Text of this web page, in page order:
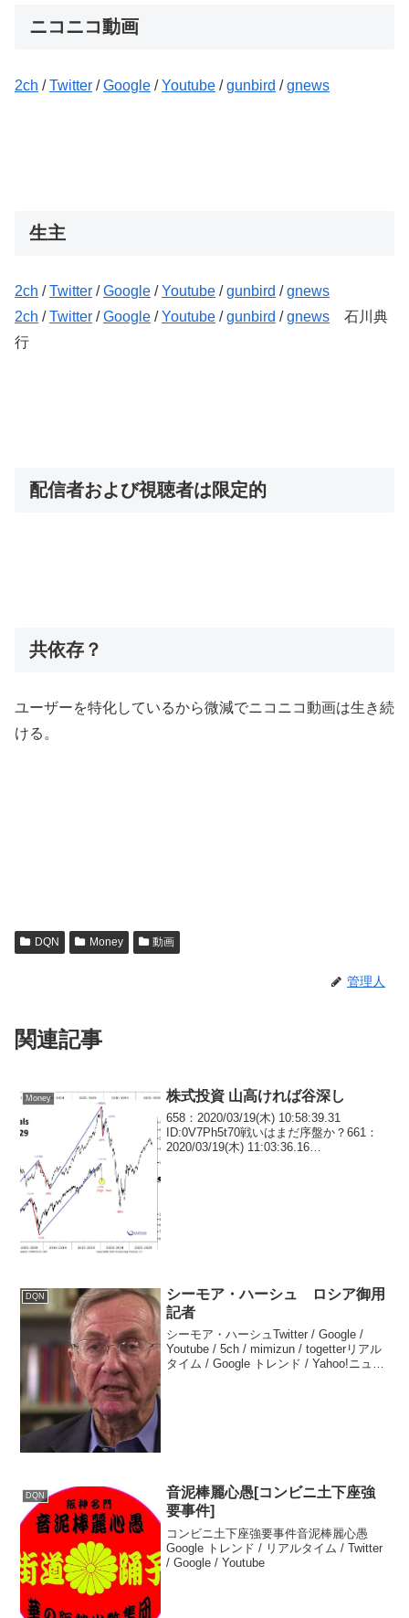
ニコニコ動画
2ch /Twitter /Google /Youtube /gunbird /gnews
生主
2ch /Twitter /Google /Youtube /gunbird /gnews
2ch /Twitter /Google /Youtube /gunbird /gnews 石川典
行
配信者および視聴者は限定的
共依存？
ユーザーを特化しているから微減でニコニコ動画は生き続
ける。
DQN Money 動画
管理人
関連記事
Money 株式投資 山高ければ谷深し
658：2020/03/19(木) 10:58:39.31
ID:0V7Ph5t70戦いはまだ序盤か？661：
2020/03/19(木) 11:03:36.16
DQN
シーモア・ハーシュ ロシア御用
記者
シーモア・ハーシュTwitter / Google /
Youtube / 5ch / mimizun / togetterリアル
タイム / Google トレンド / Yahoo!ニュー
DQN
音泥棒麗心愚[コンビニ土下座強
要事件]
コンビニ土下座強要事件音泥棒麗心愚
Google トレンド / リアルタイム / Twitter
/ Google / Youtube